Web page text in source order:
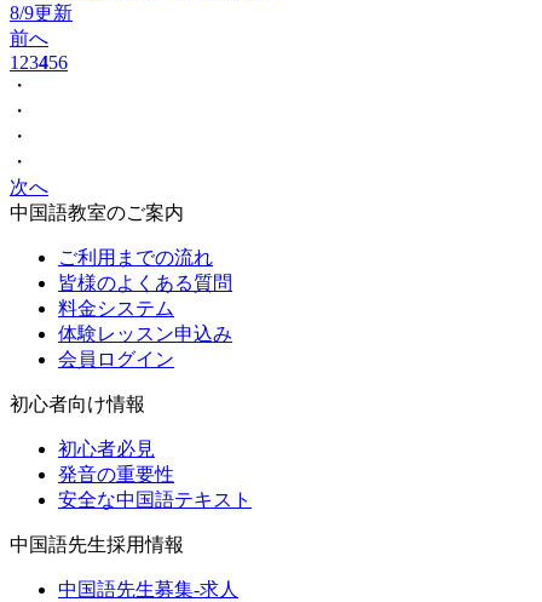
8/9更新
前へ
1 23456
・
・
・
・
次へ
中国語教室のご案内
ご利用までの流れ
皆様のよくある質問
料金システム
体験レッスン申込み
会員ログイン
初心者向け情報
初心者必見
発音の重要性
安全な中国語テキスト
中国語先生採用情報
中国語先生募集-求人